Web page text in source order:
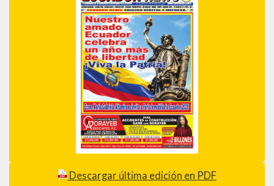
Descargar última edición en PDF